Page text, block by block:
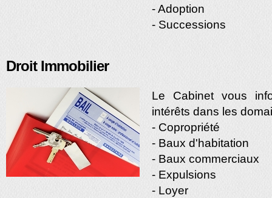
- Adoption
- Successions
Droit Immobilier
Le Cabinet vous
intérêts dans les
- Copropriété
- Baux d'habitation
- Baux commerciaux
- Expulsions
- Loyer